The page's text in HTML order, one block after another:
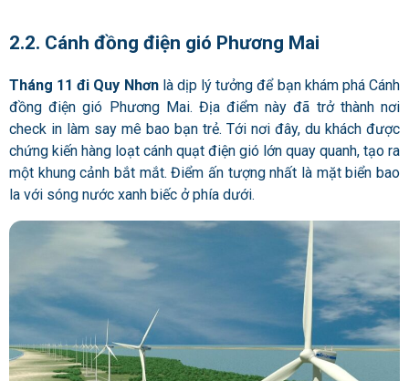
2.2. Cánh đồng điện gió Phương Mai
Tháng 11 đi Quy Nhơnlà dịp lý tưởng để bạn khám phá Cánh
đồng điện gió Phương Mai. Địa điểm này đã trở thành nơi
check in làm say mê bao bạn trẻ. Tới nơi đây, du khách được
chứng kiến hàng loạt cánh quạt điện gió lớn quay quanh, tạo ra
một khung cảnh bắt mắt. Điểm ấn tượng nhất là mặt biển bao
la với sóng nước xanh biếc ở phía dưới.